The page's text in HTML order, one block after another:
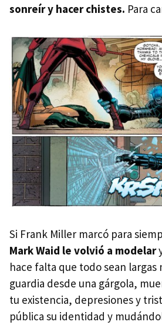
sonreír y hacer chistes. Para
Si Frank Miller marcó para
Mark Waid le volvió a modelar
hace falta que todo sean largas
guardia desde una gárgola,
tu existencia, depresiones y
pública su identidad y